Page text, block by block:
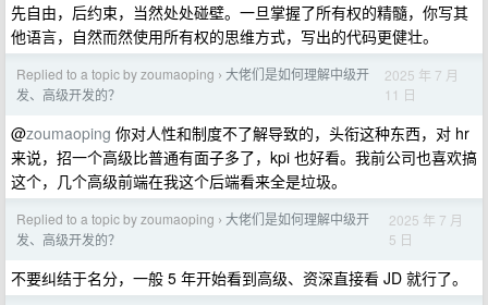
先自由，后约束，当然处处碰壁。一旦掌握了所有权的精髓，你写其
他语言，自然而然使用所有权的思维方式，写出的代码更健壮。
Replied to a topic by zoumaoping › 大佬们是如何理解中级开
发、高级开发的？
2025 年 7 月
11 日
@zoumaoping 你对人性和制度不了解导致的，头衔这种东西，对 hr
来说，招一个高级比普通有面子多了，kpi 也好看。我前公司也喜欢搞
这个，几个高级前端在我这个后端看来全是垃圾。
Replied to a topic by zoumaoping › 大佬们是如何理解中级开
发、高级开发的？
2025 年 7 月
5 日
不要纠结于名分，一般 5 年开始看到高级、资深直接看 JD 就行了。